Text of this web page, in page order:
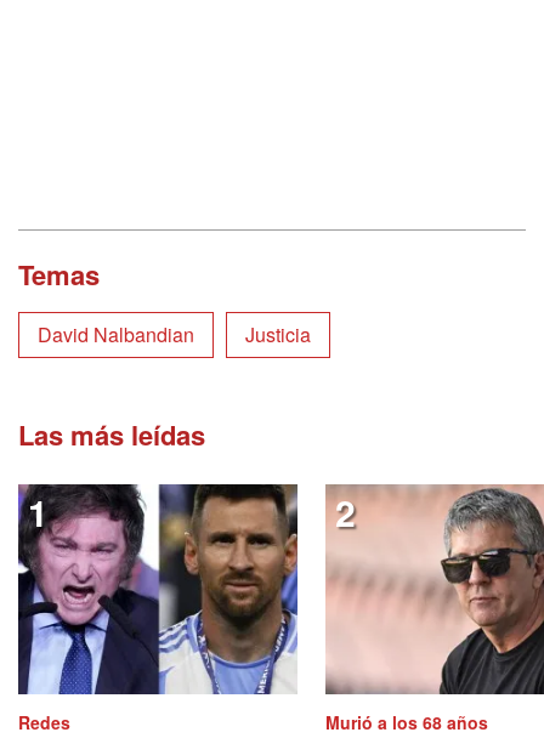
Temas
David Nalbandian Justicia
Las más leídas
Redes Murió a los 68 años